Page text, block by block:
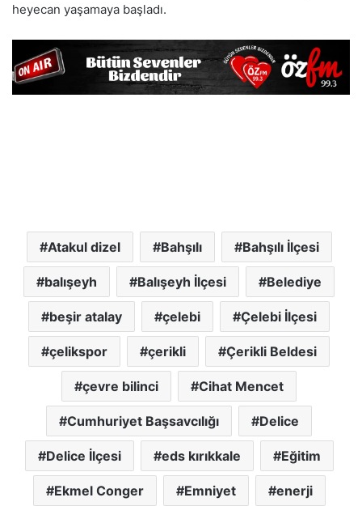
heyecan yaşamaya başladı.
Atakul dizel Bahşılı Bahşılı İlçesi
balışeyh Balışeyh İlçesi Belediye
beşir atalay çelebi Çelebi İlçesi
çelikspor çerikli Çerikli Beldesi
çevre bilinci Cihat Mencet
Cumhuriyet Başsavcılığı Delice
Delice İlçesi eds kırıkkale Eğitim
Ekmel Conger Emniyet enerji